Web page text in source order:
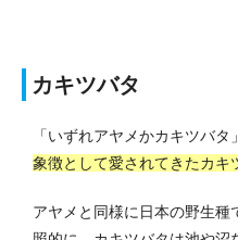
カキツバタ
「いずれアヤメかカキツバタ
象徴として愛されてきたカキ
アヤメと同様に日本の野生